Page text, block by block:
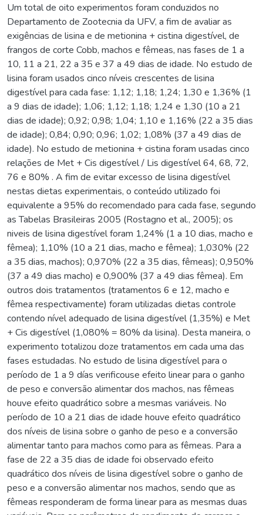
Um total de oito experimentos foram conduzidos no
Departamento de Zootecnia da UFV, a fim de avaliar as
exigências de lisina e de metionina + cistina digestível, de
frangos de corte Cobb, machos e fêmeas, nas fases de 1 a
10, 11 a 21, 22 a 35 e 37 a 49 dias de idade. No estudo de
lisina foram usados cinco níveis crescentes de lisina
digestível para cada fase: 1,12; 1,18; 1,24; 1,30 e 1,36% (1
a 9 dias de idade); 1,06; 1,12; 1,18; 1,24 e 1,30 (10 a 21
dias de idade); 0,92; 0,98; 1,04; 1,10 e 1,16% (22 a 35 dias
de idade); 0,84; 0,90; 0,96; 1,02; 1,08% (37 a 49 dias de
idade). No estudo de metionina + cistina foram usadas cinco
relações de Met + Cis digestível / Lis digestível 64, 68, 72,
76 e 80% . A fim de evitar excesso de lisina digestível
nestas dietas experimentais, o conteúdo utilizado foi
equivalente a 95% do recomendado para cada fase, segundo
as Tabelas Brasileiras 2005 (Rostagno et al., 2005); os
niveis de lisina digestível foram 1,24% (1 a 10 dias, macho e
fêmea); 1,10% (10 a 21 dias, macho e fêmea); 1,030% (22
a 35 dias, machos); 0,970% (22 a 35 dias, fêmeas); 0,950%
(37 a 49 dias macho) e 0,900% (37 a 49 dias fêmea). Em
outros dois tratamentos (tratamentos 6 e 12, macho e
fêmea respectivamente) foram utilizadas dietas controle
contendo nível adequado de lisina digestível (1,35%) e Met
+ Cis digestível (1,080% = 80% da lisina). Desta maneira, o
experimento totalizou doze tratamentos em cada uma das
fases estudadas. No estudo de lisina digestível para o
período de 1 a 9 días verificouse efeito linear para o ganho
de peso e conversão alimentar dos machos, nas fêmeas
houve efeito quadrático sobre a mesmas variáveis. No
período de 10 a 21 dias de idade houve efeito quadrático
dos níveis de lisina sobre o ganho de peso e a conversão
alimentar tanto para machos como para as fêmeas. Para a
fase de 22 a 35 dias de idade foi observado efeito
quadrático dos níveis de lisina digestível sobre o ganho de
peso e a conversão alimentar nos machos, sendo que as
fêmeas responderam de forma linear para as mesmas duas